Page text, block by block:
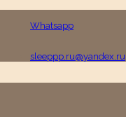
Whatsapp
sleeppp.ru@yandex.ru